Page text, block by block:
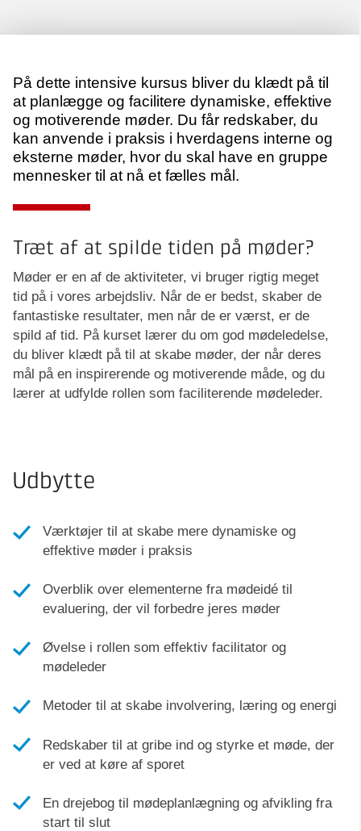
På dette intensive kursus bliver du klædt på til
at planlægge og facilitere dynamiske, effektive
og motiverende møder. Du får redskaber, du
kan anvende i praksis i hverdagens interne og
eksterne møder, hvor du skal have en gruppe
mennesker til at nå et fælles mål.
Træt af at spilde tiden på møder?
Møder er en af de aktiviteter, vi bruger rigtig meget
tid på i vores arbejdsliv. Når de er bedst, skaber de
fantastiske resultater, men når de er værst, er de
spild af tid. På kurset lærer du om god mødeledelse,
du bliver klædt på til at skabe møder, der når deres
mål på en inspirerende og motiverende måde, og du
lærer at udfylde rollen som faciliterende mødeleder.
Udbytte
Værktøjer til at skabe mere dynamiske og
effektive møder i praksis
Overblik over elementerne fra mødeidé til
evaluering, der vil forbedre jeres møder
Øvelse i rollen som effektiv facilitator og
mødeleder
Metoder til at skabe involvering, læring og energi
Redskaber til at gribe ind og styrke et møde, der
er ved at køre af sporet
En drejebog til mødeplanlægning og afvikling fra
start til slut